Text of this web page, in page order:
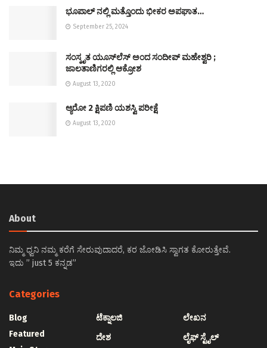
ಭೂಪಾಲ್ ನಲ್ಲಿ ಮತ್ತೊಂದು ಭೀಕರ ಅಪಘಾತ…
September 25, 2024
ಸಂಸ್ಕೃತ ಯೂಸ್‌ಲೆಸ್‌ ಅಂದ ಸಂದೀಪ್‌ ಮಹೇಶ್ವರಿ ;
‌ಜಾಲತಾಣಿಗರಲ್ಲಿ ಆಕ್ರೋಶ
August 13, 2020
ಆ್ಯರೋ 2 ಕ್ಷಿಪಣಿ ಯಶಸ್ವಿ ಪರೀಕ್ಷೆ
August 13, 2020
About
ನಿಮ್ಮ ಧ್ವನಿ ನಮ್ಮ ಕರೆಗೆ ಸೇರುವುದಾದರೆ, ಕರ ಜೋಡಿಸಿ ಸ್ವಾಗತ ಕೋರುತ್ತೇವೆ.
ಇದು ” just 5 ಕನ್ನಡ”
Categories
Blog
Featured
ಟೆಕ್ನಾಲಜಿ
ದೇಶ
ಲೇಖನ
ಲೈಫ್ ಸ್ಟೈಲ್